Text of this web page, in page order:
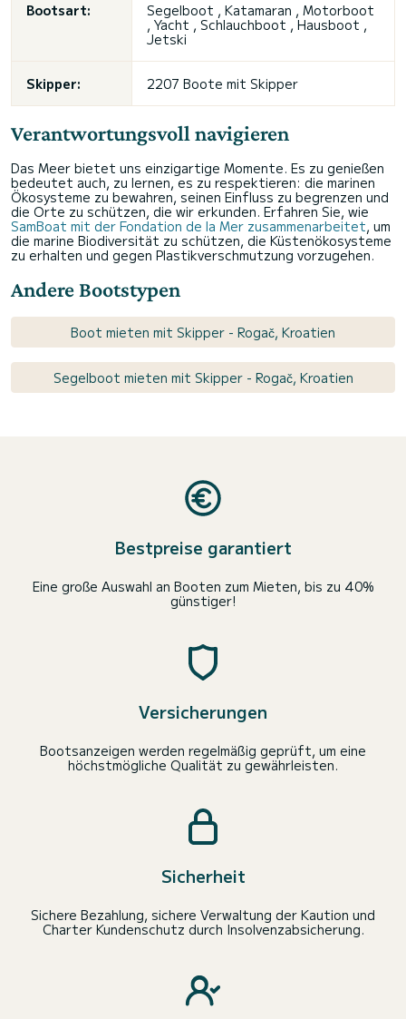
Bootsart:
Segelboot , Katamaran , Motorboot
, Yacht , Schlauchboot , Hausboot ,
Jetski
Skipper: 2207 Boote mit Skipper
Verantwortungsvoll navigieren
Das Meer bietet uns einzigartige Momente. Es zu genießen
bedeutet auch, zu lernen, es zu respektieren: die marinen
Ökosysteme zu bewahren, seinen Einfluss zu begrenzen und
die Orte zu schützen, die wir erkunden. Erfahren Sie, wie
SamBoat mit der Fondation de la Mer zusammenarbeitet, um
die marine Biodiversität zu schützen, die Küstenökosysteme
zu erhalten und gegen Plastikverschmutzung vorzugehen.
Andere Bootstypen
Boot mieten mit Skipper - Rogač, Kroatien
Segelboot mieten mit Skipper - Rogač, Kroatien
Bestpreise garantiert
Eine große Auswahl an Booten zum Mieten, bis zu 40%
günstiger!
Versicherungen
Bootsanzeigen werden regelmäßig geprüft, um eine
höchstmögliche Qualität zu gewährleisten.
Sicherheit
Sichere Bezahlung, sichere Verwaltung der Kaution und
Charter Kundenschutz durch Insolvenzabsicherung.